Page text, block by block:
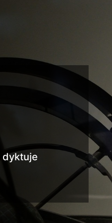
dyktuje